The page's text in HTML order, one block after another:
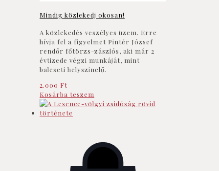
Mindig közlekedj okosan!
A közlekedés veszélyes üzem. Erre
hívja fel a figyelmet Pintér József
rendőr főtörzs-zászlós, aki már 2
évtizede végzi munkáját, mint
baleseti helyszinelő.
2.000 Ft
Kosárba teszem